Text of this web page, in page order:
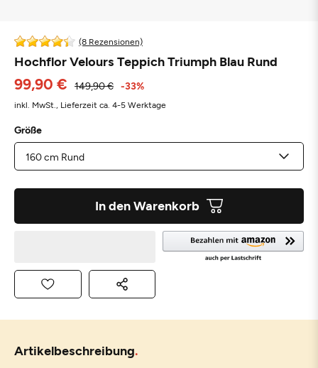
(8 Rezensionen)
Hochflor Velours Teppich Triumph Blau Rund
99,90 € 149,90 € -33%
inkl. MwSt., Lieferzeit ca. 4-5 Werktage
Größe
In den Warenkorb
Artikelbeschreibung